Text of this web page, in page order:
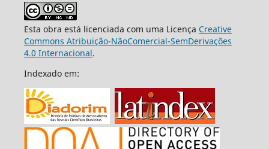
Esta obra está licenciada com uma Licença Creative
Commons Atribuição-NãoComercial-SemDerivações
4.0 Internacional.
Indexado em: